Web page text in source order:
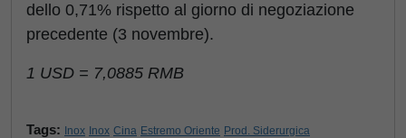
dello 0,71% rispetto al giorno di negoziazione
precedente (3 novembre).
1 USD = 7,0885 RMB
Tags: Inox Inox Cina Estremo Oriente Prod. Siderurgica